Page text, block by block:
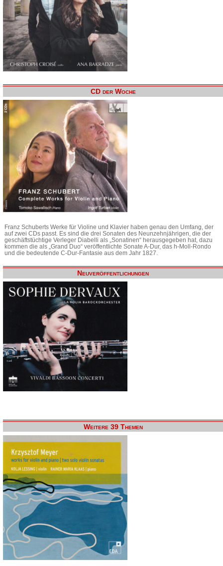
CD der Woche
Franz Schuberts Werke für Violine und Klavier haben genau den Umfang, der
auf zwei CDs passt. Es sind die drei Sonaten des Neunzehnjährigen, die der
geschäftstüchtige Verleger Diabelli als „Sonatinen“ herausgegeben hat, dazu
kommen die als „Grand Duo“ veröffentlichte Sonate A-Dur, das h-Moll-Rondo
und die bedeutende C-Dur-Fantasie aus dem Jahr 1827.
Neuveröffentlichungen
Weitere 39 Themen